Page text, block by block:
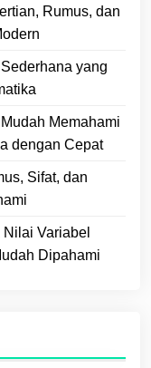
Rumus, dan
yang
Memahami
dengan Cepat
Sifat, dan
Variabel
Dipahami